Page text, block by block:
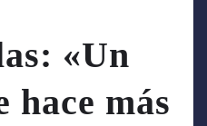
«Un
hace más